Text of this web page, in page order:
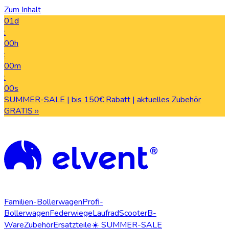
Zum Inhalt
01d
:
00h
:
00m
:
00s
SUMMER-SALE | bis 150€ Rabatt | aktuelles Zubehör
GRATIS ››
Familien-BollerwagenProfi-
BollerwagenFederwiegeLaufradScooterB-
WareZubehörErsatzteile☀️ SUMMER-SALE